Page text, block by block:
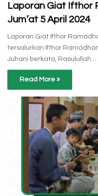
Laporan Giat Ifthor
Jum’at 5 April 2024
Laporan Giat Ifthor
tersalurkan Ifthor
Juhani berkata, Rasulullah…
Read More »